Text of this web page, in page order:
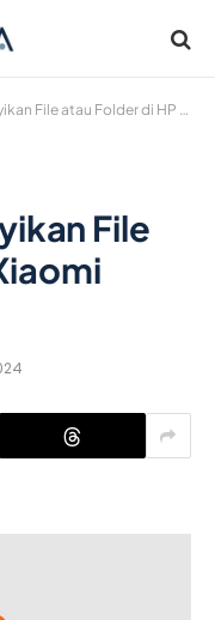
Folder di HP Xiaomi Semua Tipe
File